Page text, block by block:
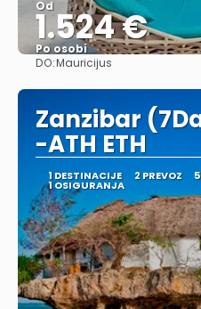
Od
1.524 €
Po osobi
DO:Mauricijus
Zanzibar
-ATH ETH
1 DESTINACIJE 2 PREVOZ
1 OSIGURANJA